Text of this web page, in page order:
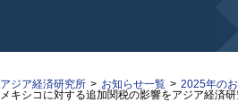
アジア経済研究所 > お知らせ一覧 > 2025年の
メキシコに対する追加関税の影響をアジア経済